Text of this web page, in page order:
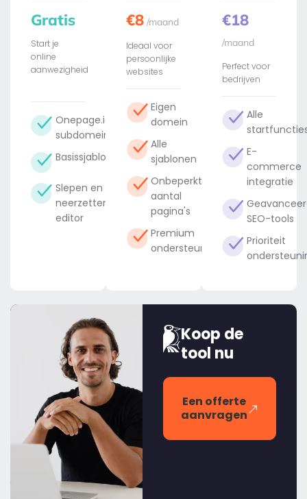
Gratis
Start je
online
aanwezigheid
Onepage.io
subdomein
Basissjablonen
Slepen en
neerzetten-
editor
€8 /maand
Ideaal voor
persoonlijke
websites
Eigen
domein
Alle
sjablonen
Onbeperkt
aantal
pagina's
Premium
ondersteuning
€18
/maand
Perfect voor
bedrijven
Alle
E-
commerce
integratie
SEO-tools
Prioriteit
Koop de
tool nu
Een offerte
aanvragen